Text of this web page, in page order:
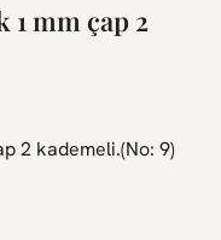
mm çap 2
2 kademeli.(No: 9)